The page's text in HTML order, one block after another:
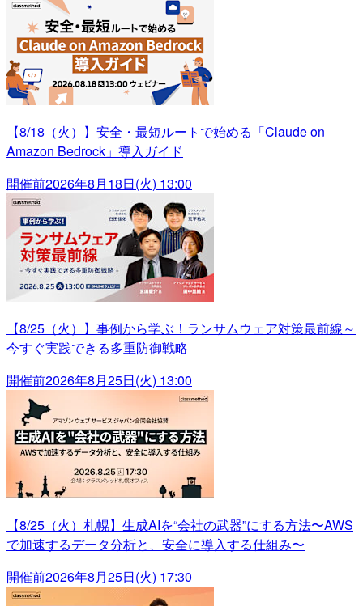
【8/18（火）】安全・最短ルートで始める「Claude on
Amazon Bedrock」導入ガイド
開催前2026年8月18日(火) 13:00
【8/25（火）】事例から学ぶ！ランサムウェア対策最前線～
今すぐ実践できる多重防御戦略
開催前2026年8月25日(火) 13:00
【8/25（火）札幌】生成AIを“会社の武器”にする方法〜AWS
で加速するデータ分析と、安全に導入する仕組み〜
開催前2026年8月25日(火) 17:30